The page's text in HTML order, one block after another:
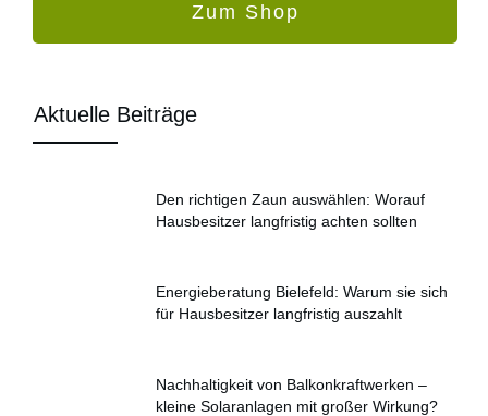
Zum Shop
Aktuelle Beiträge
Den richtigen Zaun auswählen: Worauf
Hausbesitzer langfristig achten sollten
Energieberatung Bielefeld: Warum sie sich
für Hausbesitzer langfristig auszahlt
Nachhaltigkeit von Balkonkraftwerken –
kleine Solaranlagen mit großer Wirkung?